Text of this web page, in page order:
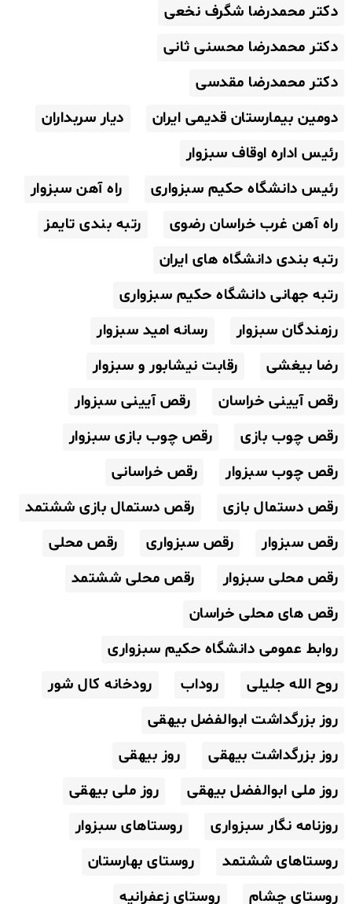
دکتر محمدرضا شگرف نخعی
دکتر محمدرضا محسنی ثانی
دکتر محمدرضا مقدسی
دومین بیمارستان قدیمی ایران
دیار سربداران
رئیس اداره اوقاف سبزوار
رئیس دانشگاه حکیم سبزواری
راه آهن سبزوار
راه آهن غرب خراسان رضوی
رتبه بندی تایمز
رتبه بندی دانشگاه های ایران
رتبه جهانی دانشگاه حکیم سبزواری
رزمندگان سبزوار
رسانه امید سبزوار
رضا بیغشی
رقابت نیشابور و سبزوار
رقص آیینی خراسان
رقص آیینی سبزوار
رقص چوب بازی
رقص چوب بازی سبزوار
رقص چوب سبزوار
رقص خراسانی
رقص دستمال بازی
رقص دستمال بازی ششتمد
رقص سبزوار
رقص سبزواری
رقص محلی
رقص محلی سبزوار
رقص محلی ششتمد
رقص های محلی خراسان
روابط عمومی دانشگاه حکیم سبزواری
روح الله جلیلی
روداب
رودخانه کال شور
روز بزرگداشت ابوالفضل بیهقی
روز بزرگداشت بیهقی
روز بیهقی
روز ملی ابوالفضل بیهقی
روز ملی بیهقی
روزنامه نگار سبزواری
روستاهای سبزوار
روستاهای ششتمد
روستای بهارستان
روستای چشام
روستای زعفرانیه